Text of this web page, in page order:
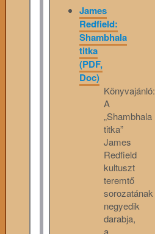
James
Redfield:
Shambhala
titka
(PDF,
Doc)
Könyvajánló:
A
„Shambhala
titka”
James
Redfield
kultuszt
teremtő
sorozatának
negyedik
darabja,
a